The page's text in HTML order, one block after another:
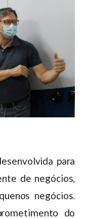
para
de negócios,
negócios.
do